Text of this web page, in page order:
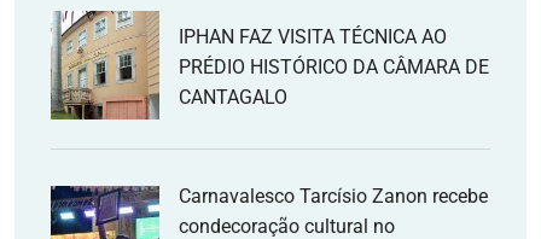
IPHAN FAZ VISITA TÉCNICA AO
PRÉDIO HISTÓRICO DA CÂMARA DE
CANTAGALO
Carnavalesco Tarcísio Zanon recebe
condecoração cultural no